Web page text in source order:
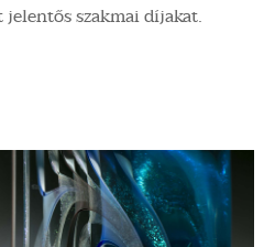
szakmai díjakat.